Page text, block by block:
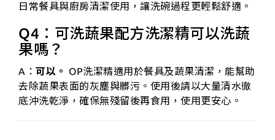
日常餐具與廚房清潔使用，讓洗碗過程更輕鬆舒適。
Q4：可洗蔬果配方洗潔精可以洗蔬
果嗎？
A： 可以。
OP洗潔精適用於餐具及蔬果清潔，能幫助
去除蔬果表面的灰塵與髒污。使用後請以大量清水徹
底沖洗乾淨，確保無殘留後再食用，使用更安心。